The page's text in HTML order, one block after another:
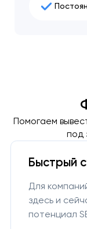
Помогаем
под
Быстрый
Для
здесь и
потенциал